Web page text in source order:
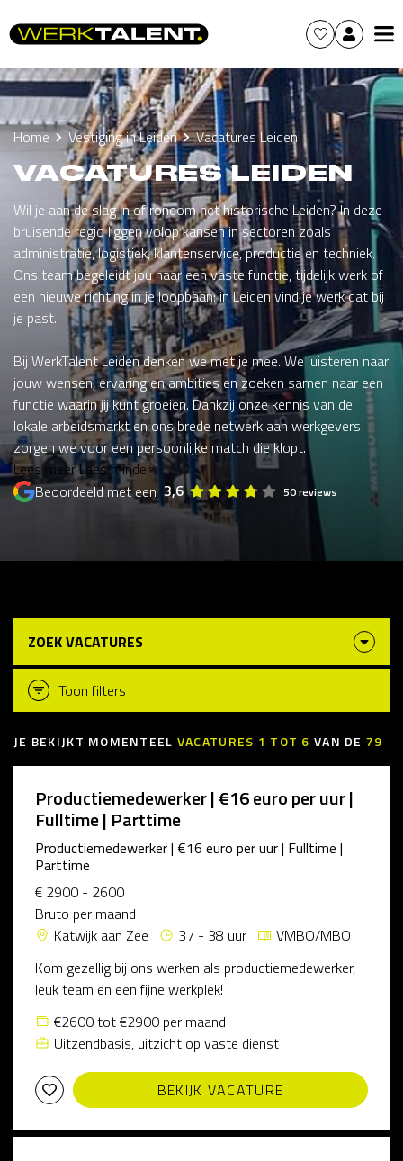
Home Vestiging in Leiden Vacatures Leiden
VACATURES LEIDEN
Wil je aan de slag in of rondom het historische Leiden? In deze
bruisende regio liggen volop kansen in sectoren zoals
administratie, logistiek, klantenservice, productie en techniek.
Ons team begeleidt jou naar een vaste functie, tijdelijk werk of
een nieuwe richting in je loopbaan: in Leiden vind je werk dat bij
je past.
Bij WerkTalent Leiden denken we met je mee. We luisteren naar
jouw wensen, ervaring en ambities en zoeken samen naar een
functie waarin jij kunt groeien. Dankzij onze kennis van de
lokale arbeidsmarkt en ons brede netwerk aan werkgevers
zorgen we voor een persoonlijke match die klopt.
Lees meerLees minder
Beoordeeld met een 3,6 50 reviews
ZOEK VACATURES
Toon filters
JE BEKIJKT MOMENTEEL VACATURES 1 TOT 6 VAN DE 79
Productiemedewerker | €16 euro per uur |
Fulltime | Parttime
Productiemedewerker | €16 euro per uur | Fulltime |
Parttime
€ 2900 - 2600
Bruto per maand
Katwijk aan Zee
37 - 38 uur
VMBO/MBO
Kom gezellig bij ons werken als productiemedewerker,
leuk team en een fijne werkplek!
€2600 tot €2900 per maand
Uitzendbasis, uitzicht op vaste dienst
BEKIJK VACATURE